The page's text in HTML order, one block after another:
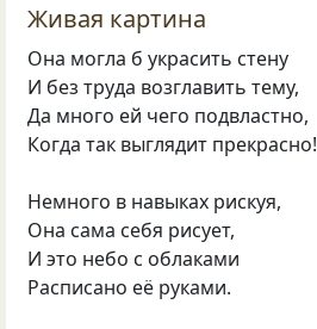
Живая картина
Она могла б украсить стену
И без труда возглавить тему,
Да много ей чего подвластно,
Когда так выглядит прекрасно!
Немного в навыках рискуя,
Она сама себя рисует,
И это небо с облаками
Расписано её руками.